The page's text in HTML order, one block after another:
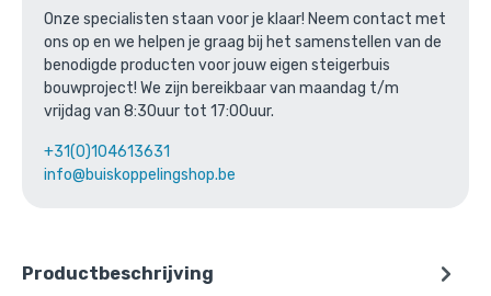
Onze specialisten staan voor je klaar! Neem contact met
ons op en we helpen je graag bij het samenstellen van de
benodigde producten voor jouw eigen steigerbuis
bouwproject! We zijn bereikbaar van maandag t/m
vrijdag van 8:30uur tot 17:00uur.
+31(0)104613631
info@buiskoppelingshop.be
Productbeschrijving
Gekozen aantal: x1
Productnummer: 101054B
€22,01 incl. BTW/ stuk
€18,19 excl. BTW
Ga naar winkelmandje